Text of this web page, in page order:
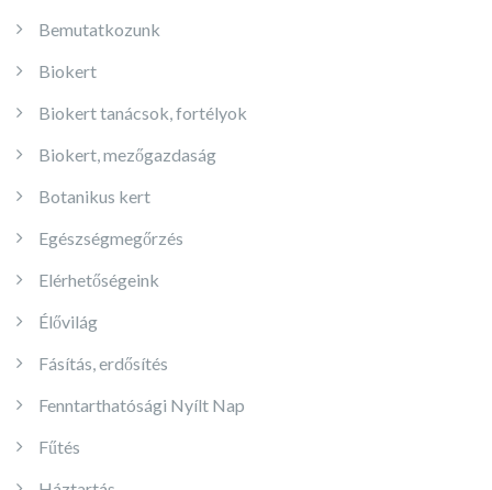
Bemutatkozunk
Biokert
Biokert tanácsok, fortélyok
Biokert, mezőgazdaság
Botanikus kert
Egészségmegőrzés
Elérhetőségeink
Élővilág
Fásítás, erdősítés
Fenntarthatósági Nyílt Nap
Fűtés